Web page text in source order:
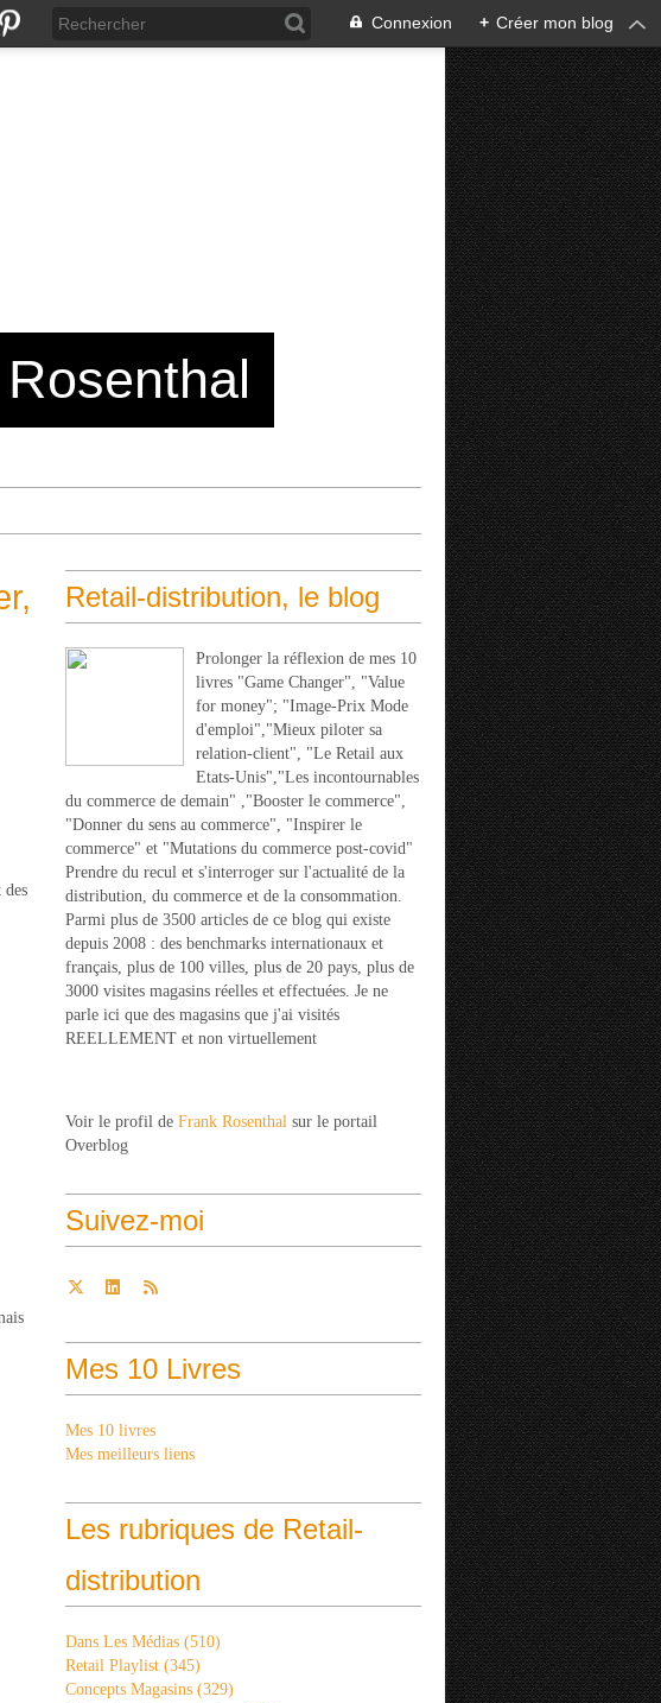
Connexion + Créer mon blog
des
Retail-distribution, le blog
Prolonger la réflexion de mes 10
livres "Game Changer", "Value
for money"; "Image-Prix Mode
d'emploi","Mieux piloter sa
relation-client", "Le Retail aux
Etats-Unis","Les incontournables
du commerce de demain" ,"Booster le commerce",
"Donner du sens au commerce", "Inspirer le
commerce" et "Mutations du commerce post-covid"
Prendre du recul et s'interroger sur l'actualité de la
distribution, du commerce et de la consommation.
Parmi plus de 3500 articles de ce blog qui existe
depuis 2008 : des benchmarks internationaux et
français, plus de 100 villes, plus de 20 pays, plus de
3000 visites magasins réelles et effectuées. Je ne
parle ici que des magasins que j'ai visités
REELLEMENT et non virtuellement
Voir le profil de Frank Rosenthal sur le portail
Overblog
Suivez-moi
Mes 10 Livres
Mes 10 livres
Mes meilleurs liens
Les rubriques de Retail-
distribution
Dans Les Médias (510)
Retail Playlist (345)
Concepts Magasins (329)